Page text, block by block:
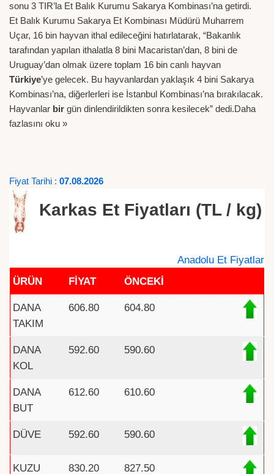
sonu 3 TIR’la Et Balık Kurumu Sakarya Kombinası’na getirdi.
Et Balık Kurumu Sakarya Et Kombinası Müdürü Muharrem
Uçar, 16 bin hayvan ithal edileceğini hatırlatarak, “Bakanlık
tarafından yapılan ithalatla 8 bini Macaristan’dan, 8 bini de
Uruguay’dan olmak üzere toplam 16 bin canlı hayvan
Türkiye’ye gelecek. Bu hayvanlardan yaklaşık 4 bini Sakarya
Kombinası’na, diğerlerleri ise İstanbul Kombinası’na bırakılacak.
Hayvanlar bir gün dinlendirildikten sonra kesilecek” dedi.Daha
fazlasını oku »
Fiyat Tarihi : 07.08.2026
Karkas Et Fiyatları (TL / kg)
Anadolu Et Fiyatlar
ÜRÜN
FİYAT ÖNCEKİ
DANA
TAKIM
606.80 604.80
DANA
KOL
592.60 590.60
DANA
BUT
612.60 610.60
DÜVE 592.60 590.60
KUZU 830.20 827.50